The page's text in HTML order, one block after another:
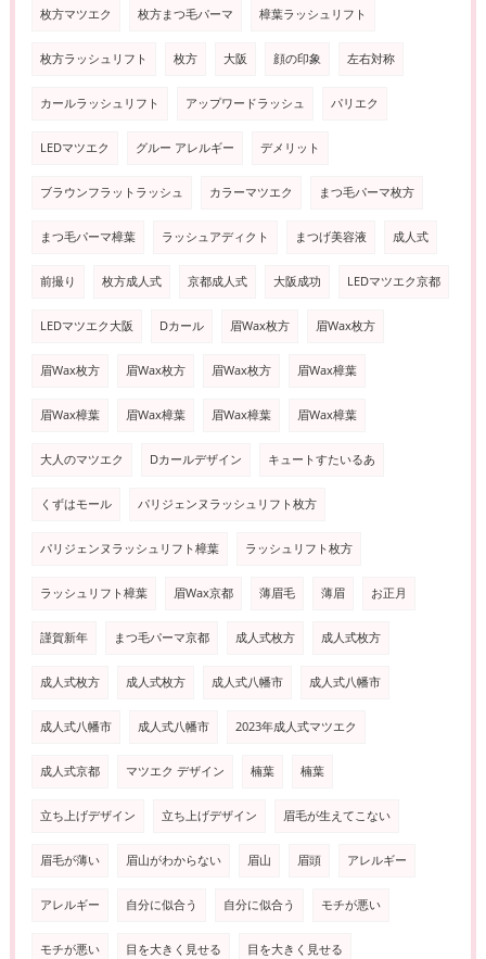
枚方マツエク 枚方まつ毛パーマ 樟葉ラッシュリフト
枚方ラッシュリフト 枚方 大阪 顔の印象 左右対称
カールラッシュリフト アップワードラッシュ パリエク
LEDマツエク グルー アレルギー デメリット
ブラウンフラットラッシュ カラーマツエク まつ毛パーマ枚方
まつ毛パーマ樟葉 ラッシュアディクト まつげ美容液 成人式
前撮り 枚方成人式 京都成人式 大阪成功 LEDマツエク京都
LEDマツエク大阪 Dカール 眉Wax枚方 眉Wax枚方
眉Wax枚方 眉Wax枚方 眉Wax枚方 眉Wax樟葉
眉Wax樟葉 眉Wax樟葉 眉Wax樟葉 眉Wax樟葉
大人のマツエク Dカールデザイン キュートすたいるあ
くずはモール パリジェンヌラッシュリフト枚方
パリジェンヌラッシュリフト樟葉 ラッシュリフト枚方
ラッシュリフト樟葉 眉Wax京都 薄眉毛 薄眉 お正月
謹賀新年 まつ毛パーマ京都 成人式枚方 成人式枚方
成人式枚方 成人式枚方 成人式八幡市 成人式八幡市
成人式八幡市 成人式八幡市 2023年成人式マツエク
成人式京都 マツエク デザイン 楠葉 楠葉
立ち上げデザイン 立ち上げデザイン 眉毛が生えてこない
眉毛が薄い 眉山がわからない 眉山 眉頭 アレルギー
アレルギー 自分に似合う 自分に似合う モチが悪い
モチが悪い 目を大きく見せる 目を大きく見せる